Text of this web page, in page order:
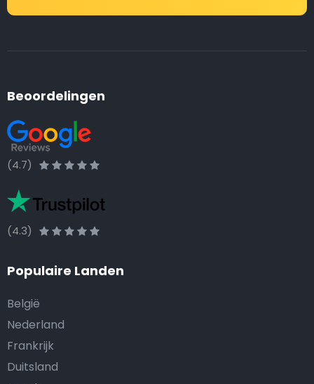
Beoordelingen
(4.7)
(4.3)
Populaire Landen
België
Nederland
Frankrijk
Duitsland